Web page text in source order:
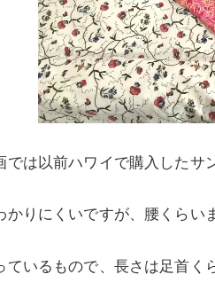
は以前ハワイで購入したサ
りにくいですが、腰くらい
いるもので、長さは足首く